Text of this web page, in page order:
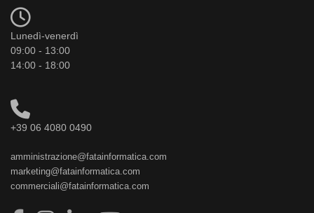
Lunedì-venerdì
09:00 - 13:00
14:00 - 18:00
+39 06 4080 0490
amministrazione@fatainformatica.com
marketing@fatainformatica.com
commerciali@fatainformatica.com